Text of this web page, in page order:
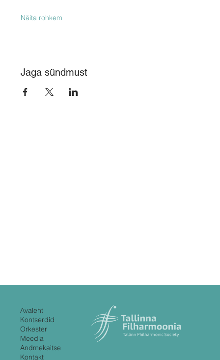
Näita rohkem
Jaga sündmust
Avaleht
Kontserdid
Orkester
Meedia
Andmekaitse
Kontakt